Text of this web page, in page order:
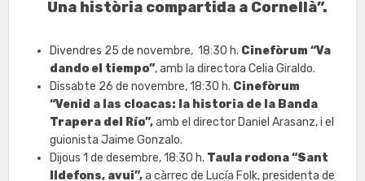
Una història compartida a Cornellà”.
Divendres 25 de novembre, 18:30 h. Cinefòrum “Va
dando el tiempo”, amb la directora Celia Giraldo.
Dissabte 26 de novembre, 18:30 h. Cinefòrum
“Venid a las cloacas: la historia de la Banda
Trapera del Río”,amb el director Daniel Arasanz, i el
guionista Jaime Gonzalo.
Dijous 1 de desembre, 18:30 h. Taula rodona “Sant
Ildefons, avui”,a càrrec de Lucía Folk, presidenta de